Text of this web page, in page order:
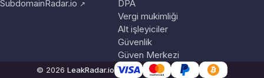
SubdomainRadar.io ↗
DPA
Vergi mukimliği
Alt işleyiciler
Güvenlik
Güven Merkezi
© 2026 LeakRadar.io